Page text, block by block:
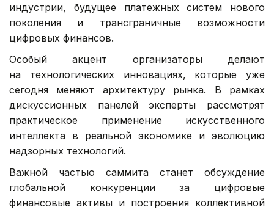
индустрии, будущее платежных систем нового
поколения и трансграничные возможности
цифровых финансов.
Особый акцент организаторы делают
на технологических инновациях, которые уже
сегодня меняют архитектуру рынка. В рамках
дискуссионных панелей эксперты рассмотрят
практическое применение искусственного
интеллекта в реальной экономике и эволюцию
надзорных технологий.
Важной частью саммита станет обсуждение
глобальной конкуренции за цифровые
финансовые активы и построения коллективной